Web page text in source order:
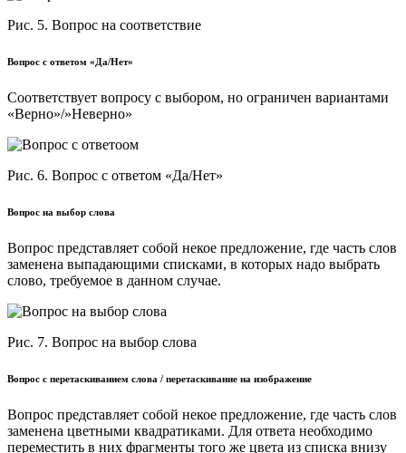
Рис. 5. Вопрос на соответствие
Вопрос с ответом «Да/Нет»
Соответствует вопросу с выбором, но ограничен вариантами
«Верно»/»Неверно»
Рис. 6. Вопрос с ответом «Да/Нет»
Вопрос на выбор слова
Вопрос представляет собой некое предложение, где часть слов
заменена выпадающими списками, в которых надо выбрать
слово, требуемое в данном случае.
Рис. 7. Вопрос на выбор слова
Вопрос с перетаскиванием слова / перетаскивание на изображение
Вопрос представляет собой некое предложение, где часть слов
заменена цветными квадратиками. Для ответа необходимо
переместить в них фрагменты того же цвета из списка внизу